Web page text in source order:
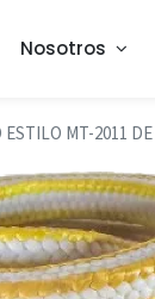
Nosotros
MT-2011